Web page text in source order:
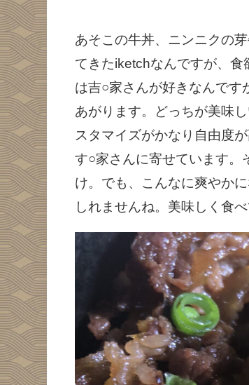
あそこの牛丼、ニンニクの
てきたiketchなんですが、
は吉○家さんが好きなんです
あがります。どっちが美味
スタマイズがかなり自由度
す○家さんに寄せています。
け。でも、こんなに爽やか
しれませんね。美味しく食